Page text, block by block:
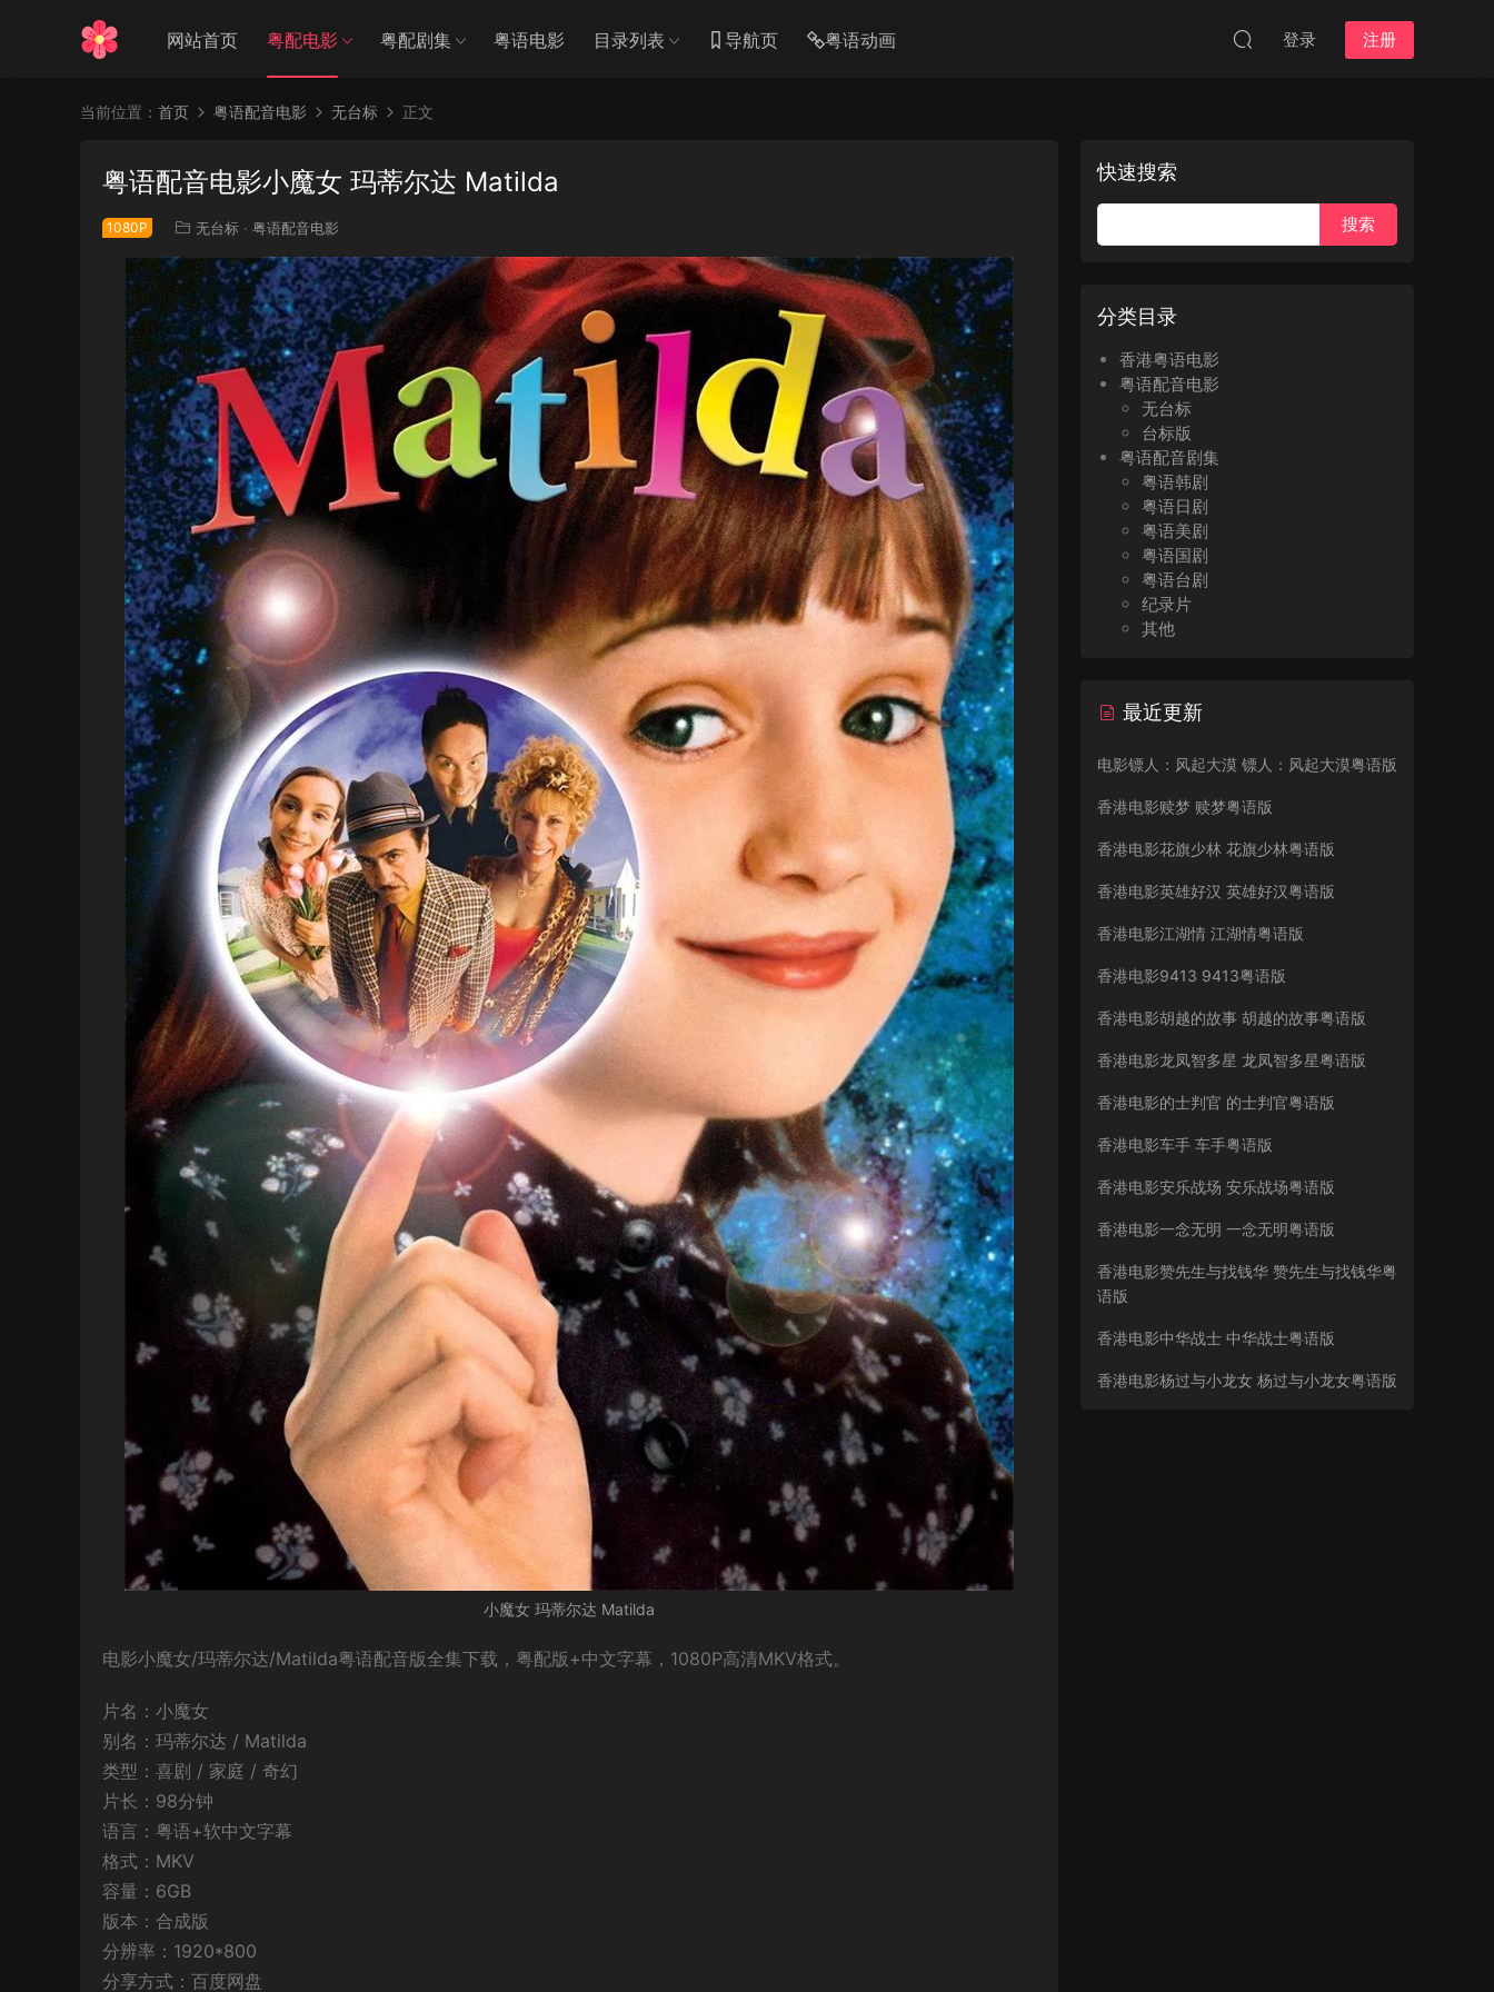
网站首页 粤配电影 粤配剧集 粤语电影 目录列表 导航页 粤语动画 登录 注册
当前位置： 首页 粤语配音电影 无台标 正文
粤语配音电影小魔女 玛蒂尔达 Matilda
1080P 无台标 · 粤语配音电影
小魔女 玛蒂尔达 Matilda
电影小魔女/玛蒂尔达/Matilda粤语配音版全集下载，粤配版+中文字幕，1080P高清MKV格式。
片名：小魔女
别名：玛蒂尔达 / Matilda
类型：喜剧 / 家庭 / 奇幻
片长：98分钟
语言：粤语+软中文字幕
格式：MKV
容量：6GB
版本：合成版
分辨率：1920*800
分享方式：百度网盘
快速搜索
分类目录
香港粤语电影
粤语配音电影
无台标
台标版
粤语配音剧集
粤语韩剧
粤语日剧
粤语美剧
粤语国剧
粤语台剧
纪录片
其他
最近更新
电影镖人：风起大漠 镖人：风起大漠粤语版
香港电影赎梦 赎梦粤语版
香港电影花旗少林 花旗少林粤语版
香港电影英雄好汉 英雄好汉粤语版
香港电影江湖情 江湖情粤语版
香港电影9413 9413粤语版
香港电影胡越的故事 胡越的故事粤语版
香港电影龙凤智多星 龙凤智多星粤语版
香港电影的士判官 的士判官粤语版
香港电影车手 车手粤语版
香港电影安乐战场 安乐战场粤语版
香港电影一念无明 一念无明粤语版
香港电影赞先生与找钱华 赞先生与找钱华粤
语版
香港电影中华战士 中华战士粤语版
香港电影杨过与小龙女 杨过与小龙女粤语版